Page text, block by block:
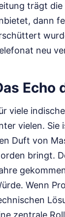
trägt die
dann
neu
Echo
viele
vielen. Sie
Duft von
bringt.
Wenn